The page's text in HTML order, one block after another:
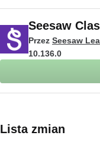
Seesaw
Przez Seesaw
10.136.0
Lista zmian